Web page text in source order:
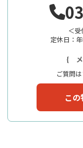
＜受
定休日：
{ メ
ご質問
こ